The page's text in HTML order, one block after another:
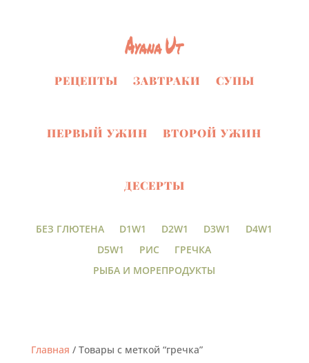
РЕЦЕПТЫ ЗАВТРАКИ СУПЫ
ПЕРВЫЙ УЖИН ВТОРОЙ УЖИН
ДЕСЕРТЫ
БЕЗ ГЛЮТЕНА D1W1 D2W1 D3W1
D4W1
D5W1
РИС
ГРЕЧКА
РЫБА И МОРЕПРОДУКТЫ
Главная / Товары с меткой “гречка”